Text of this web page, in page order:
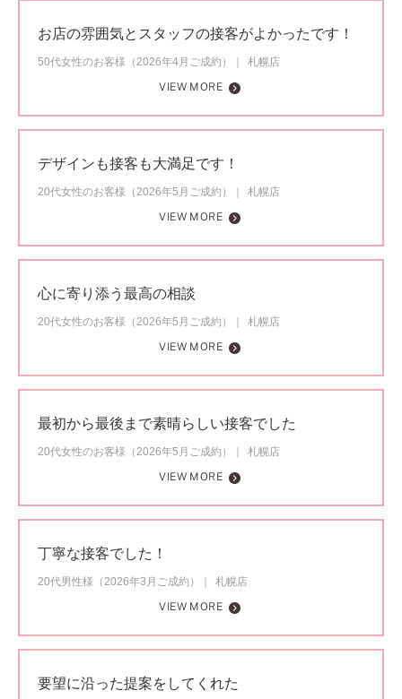
お店の雰囲気とスタッフの接客がよかったです！
50代女性のお客様（2026年4月ご成約）
札幌店
VIEW MORE
デザインも接客も大満足です！
20代女性のお客様（2026年5月ご成約）
札幌店
VIEW MORE
心に寄り添う最高の相談
20代女性のお客様（2026年5月ご成約）
札幌店
VIEW MORE
最初から最後まで素晴らしい接客でした
20代女性のお客様（2026年5月ご成約）
札幌店
VIEW MORE
丁寧な接客でした！
20代男性様（2026年3月ご成約）
札幌店
VIEW MORE
要望に沿った提案をしてくれた